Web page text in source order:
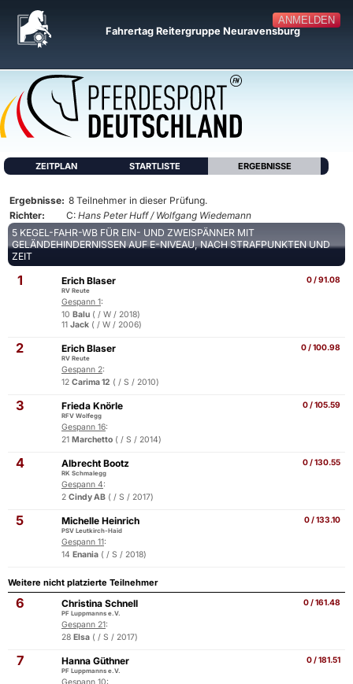
ANMELDEN
Fahrertag Reitergruppe Neuravensburg
ZEITPLAN STARTLISTE ERGEBNISSE
Ergebnisse: 8 Teilnehmer in dieser Prüfung.
Richter:
C: Hans Peter Huff / Wolfgang Wiedemann
5 KEGEL-FAHR-WB FÜR EIN- UND ZWEISPÄNNER MIT
GELÄNDEHINDERNISSEN AUF E-NIVEAU, NACH STRAFPUNKTEN UND
ZEIT
1 0 / 91.08
Erich Blaser
RV Reute
Gespann 1:
10 Balu ( / W / 2018)
11 Jack ( / W / 2006)
2 0 / 100.98
Erich Blaser
RV Reute
Gespann 2:
12 Carima 12 ( / S / 2010)
3 0 / 105.59
Frieda Knörle
RFV Wolfegg
Gespann 16:
21 Marchetto ( / S / 2014)
4 0 / 130.55
Albrecht Bootz
RK Schmalegg
Gespann 4:
2 Cindy AB ( / S / 2017)
5 0 / 133.10
Michelle Heinrich
PSV Leutkirch-Haid
Gespann 11:
14 Enania ( / S / 2018)
Weitere nicht platzierte Teilnehmer
6 0 / 161.48
Christina Schnell
PF Luppmanns e.V.
Gespann 21:
28 Elsa ( / S / 2017)
7 0 / 181.51
Hanna Güthner
PF Luppmanns e.V.